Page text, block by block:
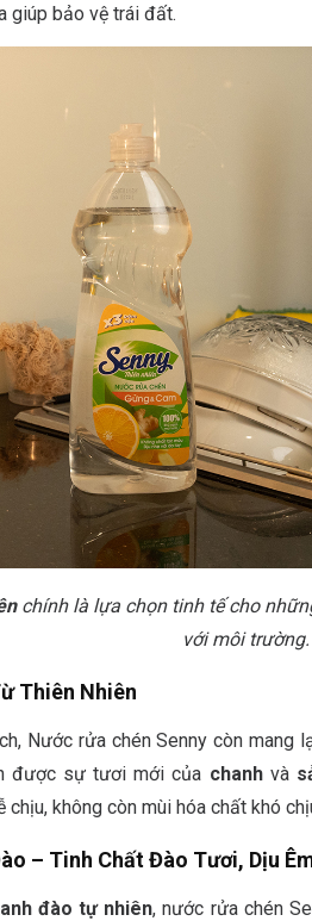
giúp bảo vệ trái đất.
chính là lựa chọn tinh tế cho
với môi trường.
Thiên Nhiên
Nước rửa chén Senny còn mang
được sự tươi mới của chanhvà
chịu, không còn mùi hóa chất khó
– Tinh Chất Đào Tươi, Dịu
đào tự nhiên, nước rửa chén